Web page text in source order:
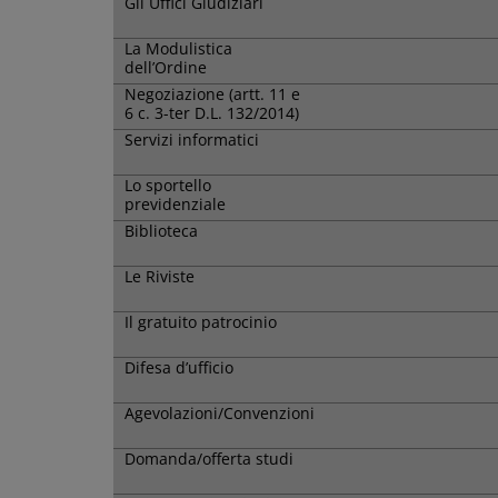
La Modulistica
dell’Ordine
Negoziazione (artt. 11 e
6 c. 3-ter D.L. 132/2014)
Servizi informatici
Lo sportello
previdenziale
Biblioteca
Le Riviste
Il gratuito patrocinio
Difesa d’ufficio
Agevolazioni/Convenzioni
Domanda/offerta studi